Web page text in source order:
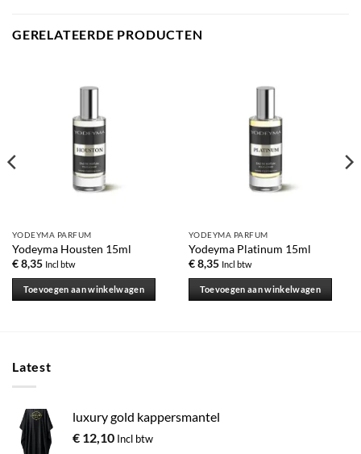
GERELATEERDE PRODUCTEN
YODEYMA PARFUM
Yodeyma Housten 15ml
€8,35 Incl btw
Toevoegen aan winkelwagen
YODEYMA PARFUM
Yodeyma Platinum 15ml
€8,35 Incl btw
Toevoegen aan winkelwagen
Latest
luxury gold kappersmantel
€ 12,10 Incl btw